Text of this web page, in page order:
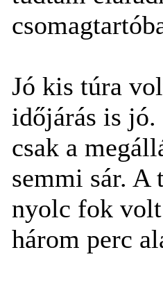
Jó kis túra
időjárás is jó.
csak a
semmi sár. A
nyolc fok
három perc